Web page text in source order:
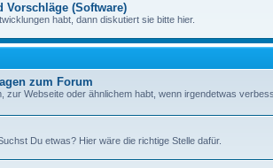
Vorschläge (Software)
habt, dann diskutiert sie bitte hier.
zum Forum
zur Webseite oder ähnlichem habt, wenn irgendetwas
Du etwas? Hier wäre die richtige Stelle dafür.